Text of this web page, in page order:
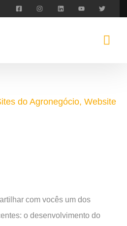
do Agronegócio, Website
com vocês um dos
o desenvolvimento do